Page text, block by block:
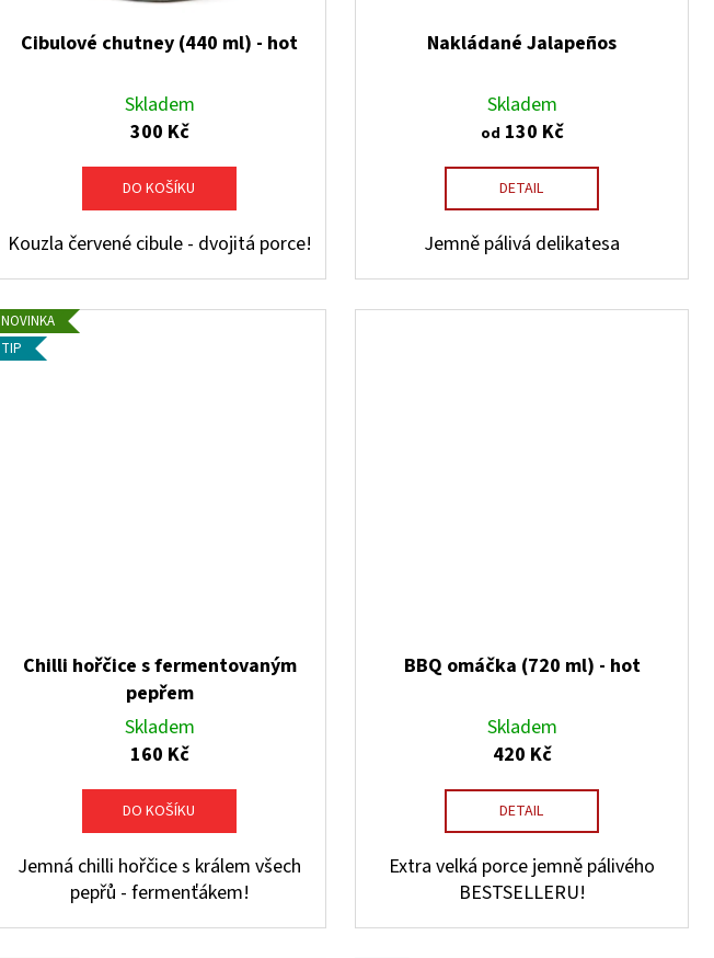
Cibulové chutney (440 ml) - hot
Skladem
300 Kč
DO KOŠÍKU
Kouzla červené cibule - dvojitá porce!
Nakládané Jalapeños
Skladem
od 130 Kč
DETAIL
Jemně pálivá delikatesa
NOVINKA
TIP
Chilli hořčice s fermentovaným
pepřem
Skladem
160 Kč
DO KOŠÍKU
Jemná chilli hořčice s králem všech
pepřů - fermenťákem!
BBQ omáčka (720 ml) - hot
Skladem
420 Kč
DETAIL
Extra velká porce jemně pálivého
BESTSELLERU!